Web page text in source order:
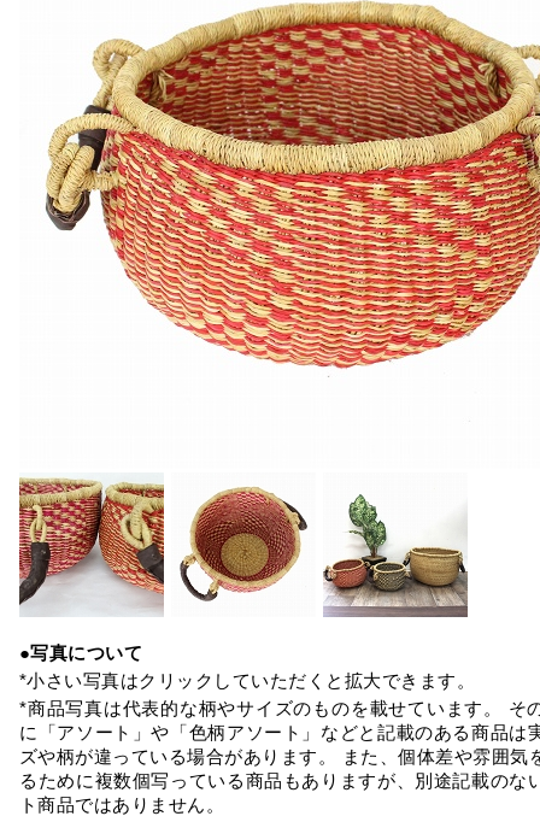
●写真について
*小さい写真はクリックしていただくと拡大できます。
*商品写真は代表的な柄やサイズのものを載せています。 そ
に「アソート」や「色柄アソート」などと記載のある商品は
ズや柄が違っている場合があります。 また、個体差や雰囲気
るために複数個写っている商品もありますが、別途記載のな
ト商品ではありません。